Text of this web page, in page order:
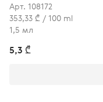
Арт. 108172
353,33 ₾ / 100 ml
1,5 мл
5,3 ₾